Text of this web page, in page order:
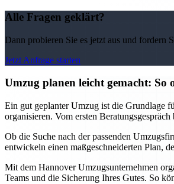
Alle Fragen geklärt?
Dann probieren Sie es jetzt aus und
Jetzt Anfrage starten
Umzug planen leicht gemacht: So
Ein gut geplanter Umzug ist die Grundlage
organisieren. Vom ersten
Ob die Suche nach der passenden
entwickeln einen maßgeschneiderten Plan,
Mit dem Hannover Umzugsunternehmen
Teams und die Sicherung Ihres Gutes. So